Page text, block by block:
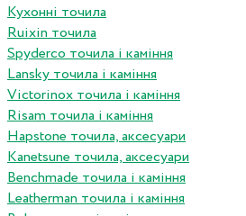
Кухонні точила
Ruixin точила
Spyderco точила і каміння
Lansky точила і каміння
Victorinox точила і каміння
Risam точила і каміння
Hapstone точила, аксесуари
Kanetsune точила, аксесуари
Benchmade точила і каміння
Leatherman точила і каміння